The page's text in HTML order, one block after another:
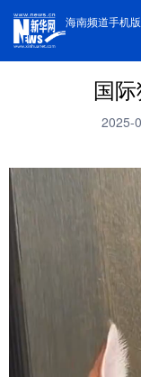
海南频道手机版
国
2025-